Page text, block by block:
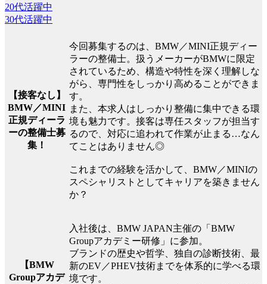
20代活躍中
30代活躍中
【接客なし】
BMW／MINI
正規ディーラ
ーの整備士募
集！
今回募集するのは、BMW／MINI正規ディー
ラーの整備士。扱うメーカーがBMWに限定
されているため、構造や特性を深く理解しな
がら、専門性をしっかり高めることができま
す。
また、本求人はしっかり整備に集中できる環
境も魅力です。接客は専任スタッフが担当す
るので、対応に追われて作業が止まる…なん
てことはありません◎
これまでの経験を活かして、BMW／MINIの
スペシャリストとしてキャリアを築きません
か？
【BMW
Groupアカデ
入社後は、BMW JAPAN主催の「BMW
Groupアカデミー研修」に参加。
ブランドの歴史や哲学、独自の診断技術、最
新のEV／PHEV技術までを体系的に学べる環
境です。